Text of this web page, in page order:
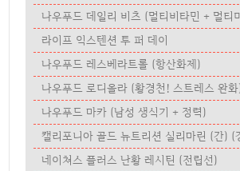
나우푸드 데일리 비츠 (멀티비타민 + 멀티
라이프 익스텐션 투 퍼 데이
나우푸드 레스베라트롤 (항산화제)
나우푸드 로디올라 (황경천! 스트레스 완
나우푸드 마카 (남성 생식기 + 정력)
캘리포니아 골드 뉴트리션 실리마린 (간) (
네이쳐스 플러스 난황 레시틴 (전립선)